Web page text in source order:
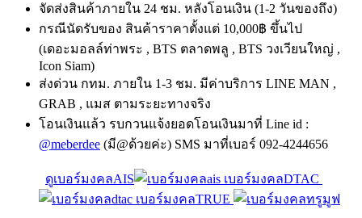
จัดส่งสินค้าภายใน 24 ชม. หลังโอนเงิน (1-2 วันของถึง)
กรณีนัดรับของ สินค้าราคาตั้งแต่ 10,000฿ ขึ้นไป
(เดอะมอลล์ท่าพระ , BTS ตลาดพลู , BTS วงเวียนใหญ่ ,
Icon Siam)
ส่งด่วน กทม. ภายใน 1-3 ชม. มีค่าบริการ LINE MAN ,
GRAB , แมส ตามระยะทางจริง
โอนเงินแล้ว รบกวนแจ้งยอดโอนเงินมาที่ Line id :
@meberdee (มี@ด้วยค่ะ) SMS มาที่เบอร์ 092-4244656
ดูเบอร์มงคลAIS
เบอร์มงคลDTAC
เบอร์มงคลTRUE